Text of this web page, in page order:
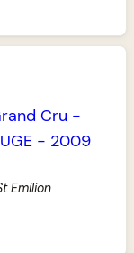
Cru -
- 2009
Emilion